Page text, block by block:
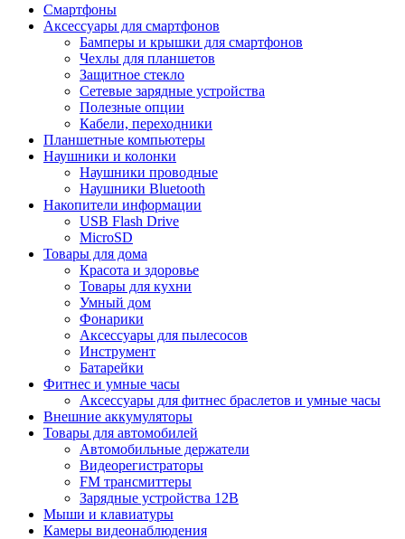
Смартфоны
Аксессуары для смартфонов
Бамперы и крышки для смартфонов
Чехлы для планшетов
Защитное стекло
Сетевые зарядные устройства
Полезные опции
Кабели, переходники
Планшетные компьютеры
Наушники и колонки
Наушники проводные
Наушники Bluetooth
Накопители информации
USB Flash Drive
MicroSD
Товары для дома
Красота и здоровье
Товары для кухни
Умный дом
Фонарики
Аксессуары для пылесосов
Инструмент
Батарейки
Фитнес и умные часы
Аксессуары для фитнес браслетов и умные часы
Внешние аккумуляторы
Товары для автомобилей
Автомобильные держатели
Видеорегистраторы
FM трансмиттеры
Зарядные устройства 12В
Мыши и клавиатуры
Камеры видеонаблюдения